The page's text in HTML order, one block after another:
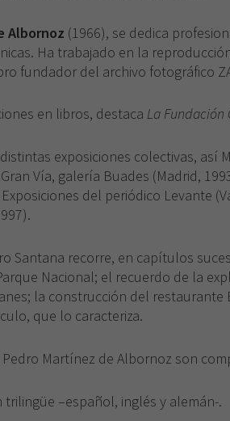
Albornoz (1966), se dedica
Ha trabajado en la
fundador del archivo fotográfico
en libros, destaca La Fundación
exposiciones colectivas, así
Vía, galería Buades (Madrid,
del periódico Levante
Santana recorre, en capítulos
Nacional; el recuerdo de la
la construcción del restaurante
que lo caracteriza.
Martínez de Albornoz son
trilingüe –español, inglés y alemán-.